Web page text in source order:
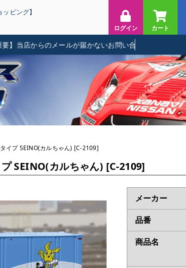
ピング】
ログイン カート
店からのメールが届かないお問い合わせに関して
イプ SEINO(カルちゃん) [C-2109]
SEINO(カルちゃん) [C-2109]
メーカー
品番
商品名